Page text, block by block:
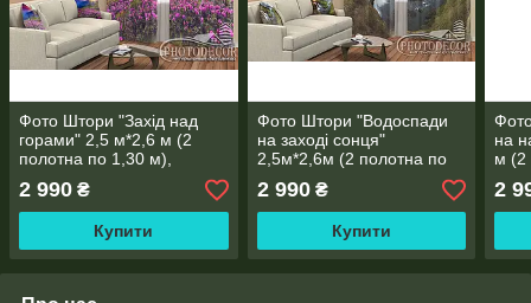
Фото Штори "Захід над
горами" 2,5 м*2,6 м (2
полотна по 1,30 м),
тасьма
2 990 ₴
Купити
Фото Штори "Водоспади
на заході сонця"
2,5м*2,6м (2 полотна по
1,30м), тасьма
2 990₴
Купити
на
м (2
2